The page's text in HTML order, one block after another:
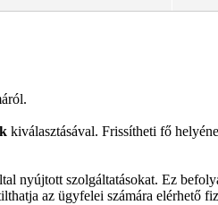
kiválasztásával. Frissítheti fő
nyújtott szolgáltatásokat. Ez
az ügyfelei számára elérhető